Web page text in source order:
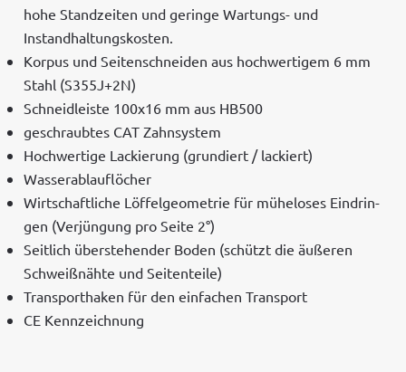
hohe Standzeit­en und geringe Wartungs- und
Instandhaltungskosten.
Kor­pus und Seit­en­schnei­den aus hochw­er­tigem 6 mm
Stahl (S355J+2N)
Schnei­dleiste 100x16 mm aus HB500
geschraubtes CAT Zahnsystem
Hochw­er­tige Lack­ierung (grundiert / lackiert)
Wasser­ablau­flöch­er
Wirtschaftliche Löf­fel­ge­ome­trie für müh­elos­es Ein­drin­
gen (Ver­jün­gung pro Seite 2°)
Seitlich über­ste­hen­der Boden (schützt die äußeren
Schweißnähte und Seitenteile)
Trans­porthak­en für den ein­fachen Transport
CE Kennze­ich­nung